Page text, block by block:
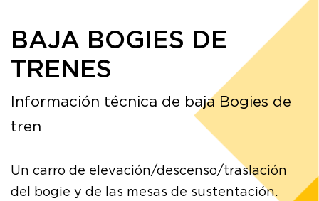
BAJA BOGIES DE
TRENES
Información técnica de baja Bogies de
tren
Un carro de elevación/descenso/traslación
del bogie y de las mesas de sustentación.